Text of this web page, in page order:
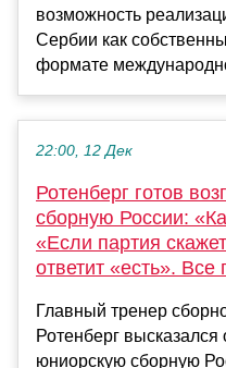
возможность
Сербии как
формате
22:00, 12 Дек
Ротенберг готов
сборную России:
«Если партия
ответит «есть». Все
Главный тренер
Ротенберг высказался
юниорскую сборную